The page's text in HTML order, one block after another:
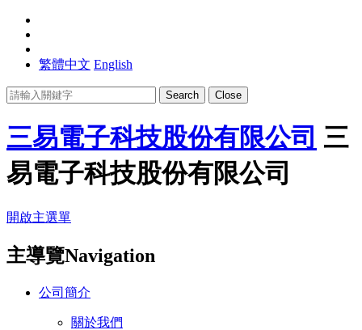
繁體中文 English
Search Close
三易電子科技股份有限公司 三
易電子科技股份有限公司
開啟主選單
主導覽Navigation
公司簡介
關於我們